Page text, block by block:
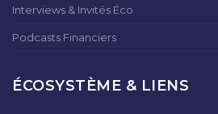
Interviews & Invités Éco
Podcasts Financiers
ÉCOSYSTÈME & LIENS